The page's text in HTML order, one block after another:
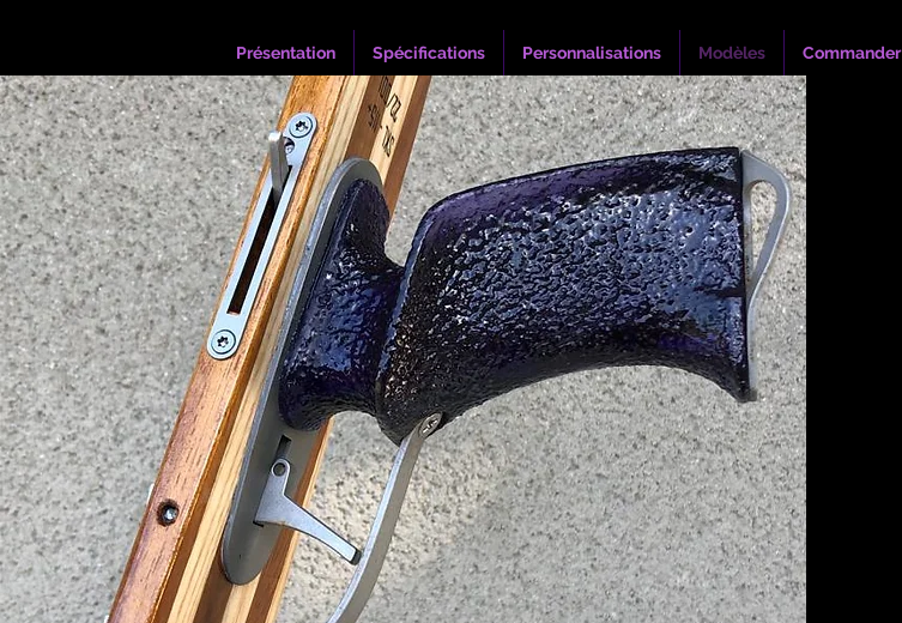
Présentation Spécifications Personnalisations Modèles Commander